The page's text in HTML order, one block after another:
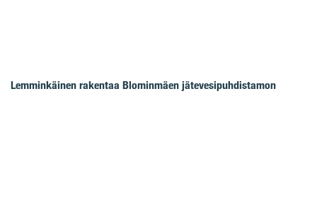
Lemminkäinen rakentaa Blominmäen jätevesipuhdistamon